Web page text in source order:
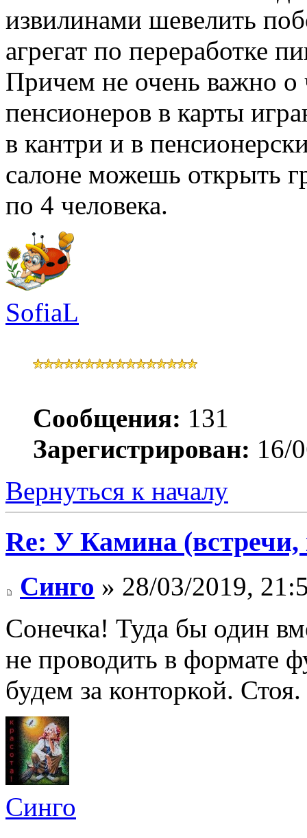
извилинами шевелить
агрегат по переработке
Причем не очень важно
пенсионеров в карты
в кантри и в
салоне можешь открыть
по 4 человека.
SofiaL
Сообщения: 131
Зарегистрирован: 16/
Вернуться к началу
Re: У Камина
Синго » 28/03/2019,
Сонечка! Туда бы один
не проводить в формате
будем за конторкой.
Синго